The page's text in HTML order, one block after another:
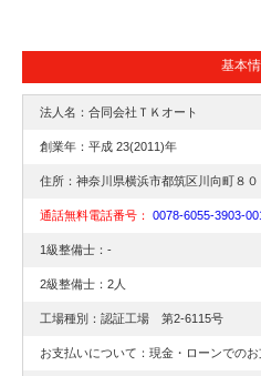
基本
法人名：合同会社ＴＫオート
創業年：平成 23(2011)年
住所：神奈川県横浜市都筑区川向町８０
通話無料電話番号： 0078-6055-3903-
1級整備士：-
2級整備士：2人
工場種別：認証工場 第2-6115号
お支払いについて：現金・ローンでの